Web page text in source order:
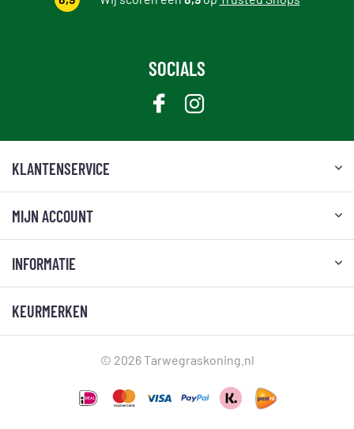
SOCIALS
KLANTENSERVICE
MIJN ACCOUNT
INFORMATIE
KEURMERKEN
© 2026 Tarwegraskoning.nl